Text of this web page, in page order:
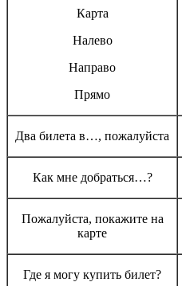
Карта
Налево
Направо
Прямо
Два билета в…, пожалуйста
Как мне добраться…?
Пожалуйста, покажите на
карте
Где я могу купить билет?